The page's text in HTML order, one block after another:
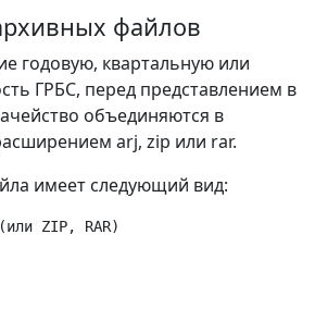
файлов
годовую, квартальную или
ГРБС, перед представлением в
объединяются в
arj, zip или rar.
имеет следующий вид:
(или ZIP, RAR)